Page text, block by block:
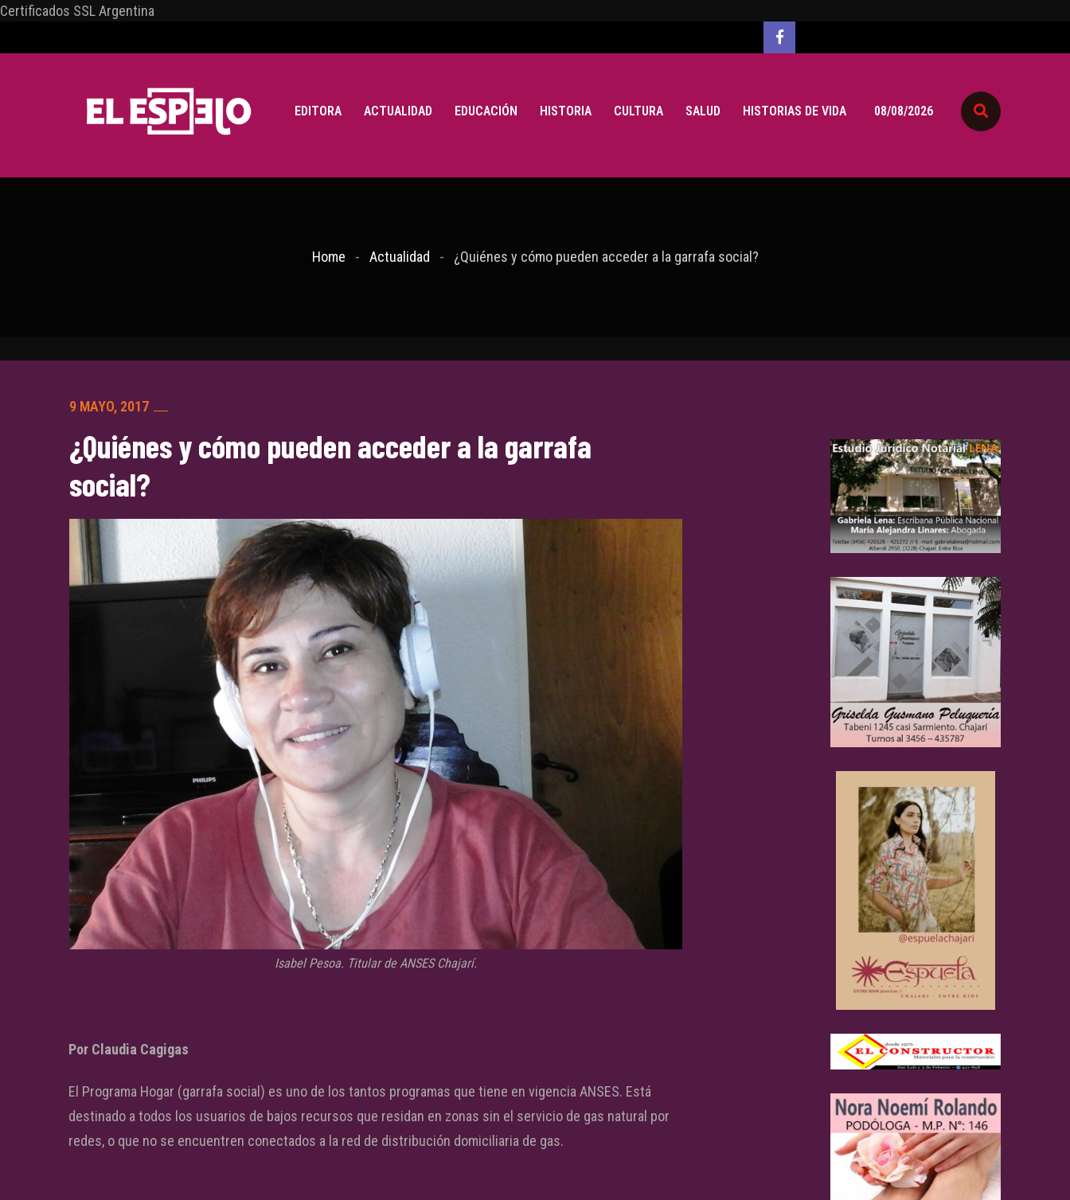
Certificados SSL Argentina
EDITORA ACTUALIDAD EDUCACIÓN HISTORIA CULTURA SALUD HISTORIAS DE VIDA 08/08/2026
Home Actualidad ¿Quiénes y cómo pueden acceder a la garrafa social?
9 MAYO, 2017
¿Quiénes y cómo pueden acceder a la garrafa
social?
Isabel Pesoa. Titular de ANSES Chajarí.
Por Claudia Cagigas
El Programa Hogar (garrafa social) es uno de los tantos programas que tiene en vigencia ANSES. Está
destinado a todos los usuarios de bajos recursos que residan en zonas sin el servicio de gas natural por
redes, o que no se encuentren conectados a la red de distribución domiciliaria de gas.